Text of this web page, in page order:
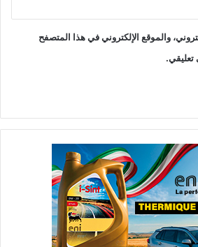
والموقع الإلكتروني في هذا المتصفح
تعليقي.